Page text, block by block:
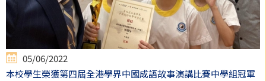
05/06/2022
本校學生榮獲第四屆全港學界中國成語故事演講比賽中學組冠軍